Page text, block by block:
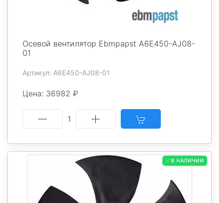
Осевой вентилятор Ebmpapst A6E450-AJ08-
01
Артикул: A6E450-AJ08-01
Цена: 36982 ₽
1
✅ В НАЛИЧИИ